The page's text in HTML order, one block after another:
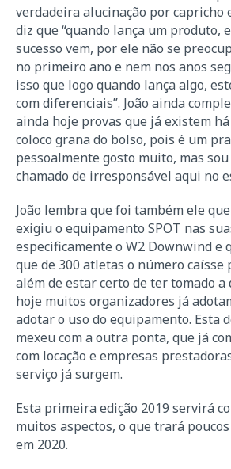
verdadeira alucinação por capricho
diz que “quando lança um produto,
sucesso vem, por ele não se
no primeiro ano e nem nos anos
isso que logo quando lança algo,
com diferenciais”. João ainda
ainda hoje provas que já existem
coloco grana do bolso, pois é um
pessoalmente gosto muito, mas
chamado de irresponsável aqui no
João lembra que foi também ele
exigiu o equipamento SPOT nas
especificamente o W2 Downwind e
que de 300 atletas o número caísse
além de estar certo de ter tomado a
hoje muitos organizadores já
adotar o uso do equipamento. Esta
mexeu com a outra ponta, que já
com locação e empresas
serviço já surgem.
Esta primeira edição 2019 servirá
muitos aspectos, o que trará
em 2020.